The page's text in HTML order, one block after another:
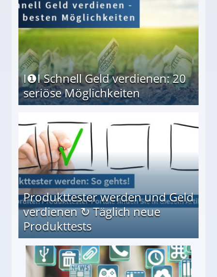
I❶I Schnell Geld verdienen: 20
seriöse Möglichkeiten
Produkttester werden und Geld
verdienen ↻ Täglich neue
Produkttests
↻ Täglich neue Produkttests